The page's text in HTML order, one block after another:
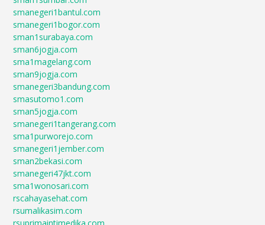
smanegeri1bantul.com
smanegeri1bogor.com
sman1surabaya.com
sman6jogja.com
sma1magelang.com
sman9jogja.com
smanegeri3bandung.com
smasutomo1.com
sman5jogja.com
smanegeri1tangerang.com
sma1purworejo.com
smanegeri1jember.com
sman2bekasi.com
smanegeri47jkt.com
sma1wonosari.com
rscahayasehat.com
rsumalikasim.com